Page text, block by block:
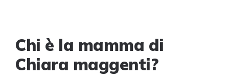
Chi è la mamma di
Chiara maggenti?